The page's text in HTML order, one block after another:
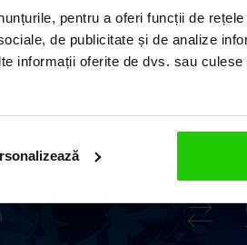
pentru a oferi funcții de
de publicitate și de analize
informații oferite de dvs. sau